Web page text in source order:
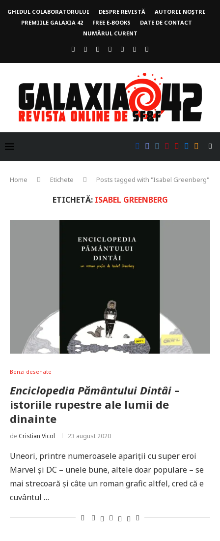
GHIDUL COLABORATORULUI DESPRE REVISTĂ
AUTORII NOȘTRI
PREMIILE GALAXIA 42
FREE E-BOOKS
DATE DE CONTACT
NUMĂRUL CURENT
Home Etichete Posts tagged with "Isabel Greenberg"
ETICHETĂ: ISABEL GREENBERG
Benzi desenate
Enciclopedia Pământului Dintâi –
istoriile rupestre ale lumii de
dinainte
de Cristian Vicol 23 august 2020
Uneori, printre numeroasele apariții cu super eroi
Marvel și DC – unele bune, altele doar populare – se
mai strecoară și câte un roman grafic altfel, cred că e
cuvântul …